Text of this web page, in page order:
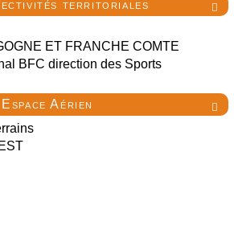

territoriales
ET FRANCHE COMTE
BFC direction des Sports

Espace Aérien